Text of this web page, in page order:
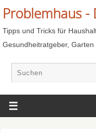
Problemhaus -
Tipps und Tricks für
Gesundheitratgeber,